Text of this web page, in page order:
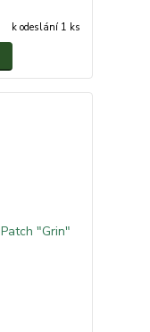
k odeslání 1 ks